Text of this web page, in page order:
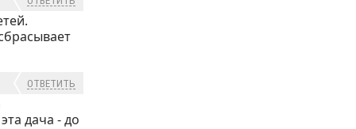
ОТВЕТИТЬ
дача - до